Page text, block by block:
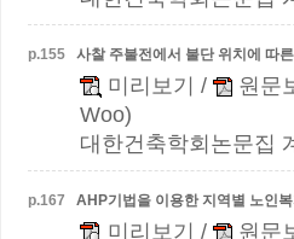
p.155 사찰 주불전에서 불단 위치에 따
미리보기 / 원문
Woo)
대한건축학회논문집
p.167 AHP기법을 이용한 지역별 노인
미리보기 / 원문